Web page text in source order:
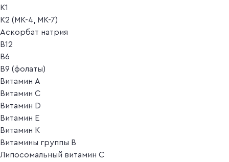
K1
K2 (MK-4, MK-7)
Аскорбат натрия
В12
В6
В9 (фолаты)
Витамин A
Витамин C
Витамин D
Витамин E
Витамин K
Витамины группы B
Липосомальный витамин C